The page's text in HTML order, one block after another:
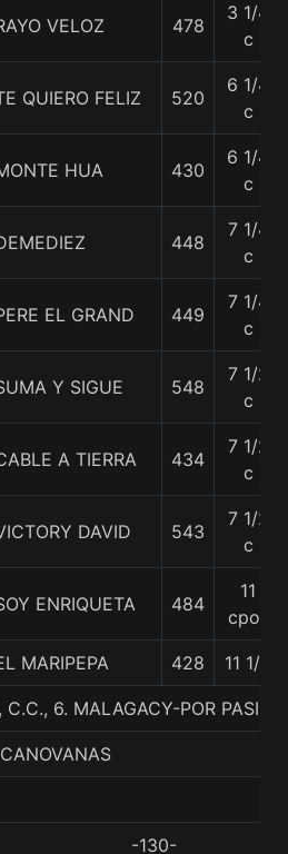
VELOZ 478
3 1/4
c
QUIERO FELIZ 520
6 1/4
c
HUA 430
6 1/4
c
448
7 1/4
c
EL GRAND 449
7 1/4
c
Y SIGUE 548
7 1/2
c
A TIERRA 434
7 1/2
c
DAVID 543
7 1/2
c
ENRIQUETA 484
11
cpos
MARIPEPA 428 11 1/2
C.C., 6. MALAGACY-POR
-130-